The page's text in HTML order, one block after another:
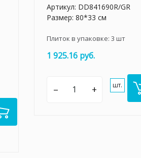
Артикул: DD841690R/GR
Размер: 80*33 см
Плиток в упаковке: 3 шт
1 925.16 руб.
– + шт.